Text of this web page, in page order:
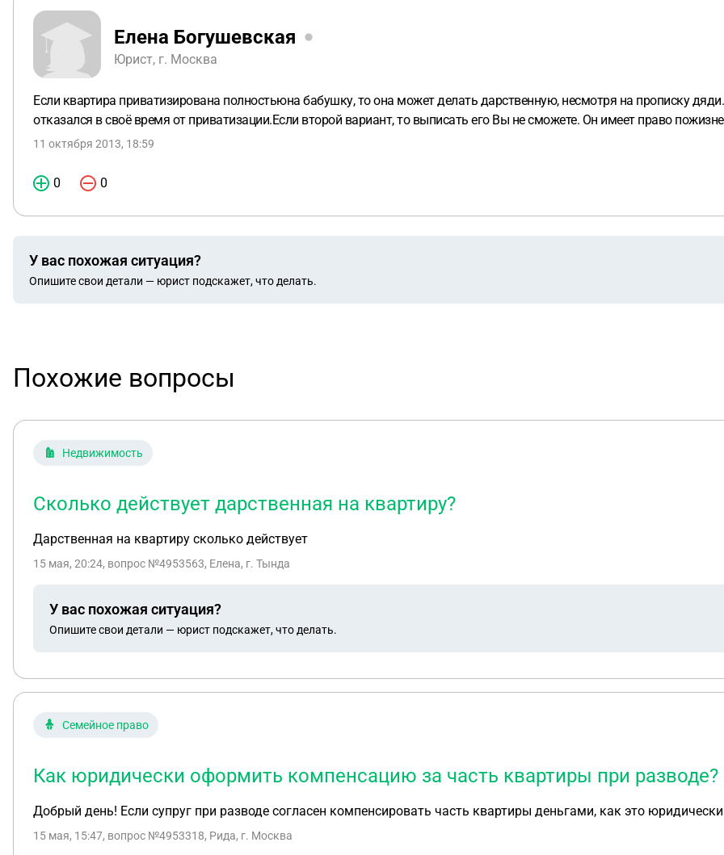
Елена Богушевская
Юрист, г. Москва
Если квартира приватизирована полностьюна бабушку, то она может делать дарственную, несмотря на прописку
отказался в своё время от приватизации.Если второй вариант, то выписать его Вы не сможете. Он имеет право
11 октября 2013, 18:59
0 0
У вас похожая ситуация?
Опишите свои детали — юрист подскажет, что делать.
Похожие вопросы
Недвижимость
Сколько действует дарственная на квартиру?
Дарственная на квартиру сколько действует
15 мая, 20:24, вопрос №4953563, Елена, г. Тында
У вас похожая ситуация?
Опишите свои детали — юрист подскажет, что делать.
Семейное право
Как юридически оформить компенсацию за часть квартиры при разводе?
Добрый день! Если супруг при разводе согласен компенсировать часть квартиры деньгами, как это
15 мая, 15:47, вопрос №4953318, Рида, г. Москва